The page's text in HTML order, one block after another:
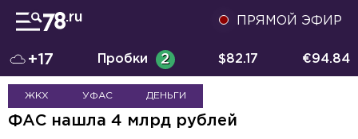
ПРЯМОЙ ЭФИР
+17 Пробки 2 $82.17 €94.84
ЖКХ УФАС ДЕНЬГИ
ФАС нашла 4 млрд рублей